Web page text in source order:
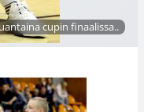
cupin finaalissa..